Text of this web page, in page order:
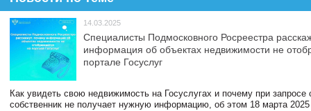
14.03.2025
Специалисты Подмосковного Росреестра
информация об объектах недвижимости не
портале Госуслуг
Как увидеть свою недвижимость на Госуслугах и почему при запросе
собственник не получает нужную информацию, об этом 18 марта 2025